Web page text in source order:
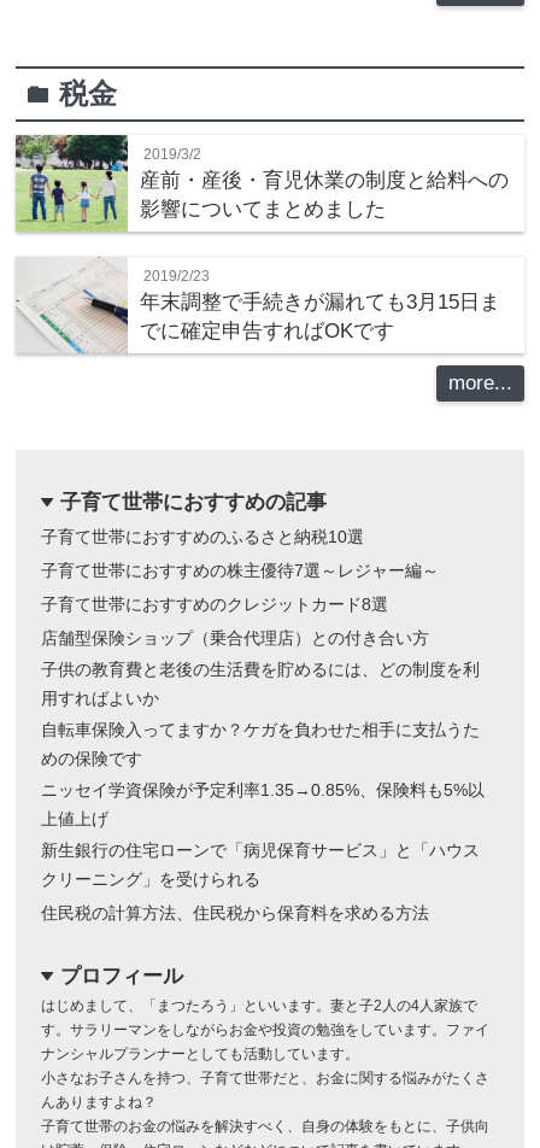
folder税金
2019/3/2
産前・産後・育児休業の制度と給料への
影響についてまとめました
2019/2/23
年末調整で手続きが漏れても3月15日ま
でに確定申告すればOKです
more...
dropdown 子育て世帯におすすめの記事
子育て世帯におすすめのふるさと納税10選
子育て世帯におすすめの株主優待7選～レジャー編～
子育て世帯におすすめのクレジットカード8選
店舗型保険ショップ（乗合代理店）との付き合い方
子供の教育費と老後の生活費を貯めるには、どの制度を利
用すればよいか
自転車保険入ってますか？ケガを負わせた相手に支払うた
めの保険です
ニッセイ学資保険が予定利率1.35→0.85%、保険料も5%以
上値上げ
新生銀行の住宅ローンで「病児保育サービス」と「ハウス
クリーニング」を受けられる
住民税の計算方法、住民税から保育料を求める方法
dropdown プロフィール
はじめまして、「まつたろう」といいます。妻と子2人の4人家族で
す。サラリーマンをしながらお金や投資の勉強をしています。ファイ
ナンシャルプランナーとしても活動しています。
小さなお子さんを持つ、子育て世帯だと、お金に関する悩みがたくさ
んありますよね？
子育て世帯のお金の悩みを解決すべく、自身の体験をもとに、子供向